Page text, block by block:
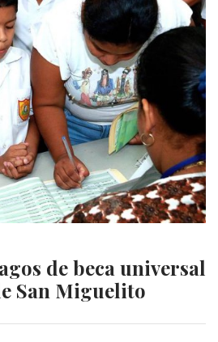
de beca universal
San Miguelito